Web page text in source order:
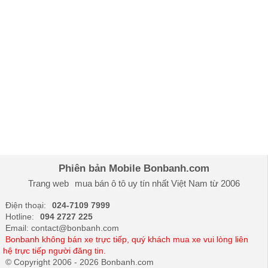
Danh sách sản phẩm Ô tô Honda Việt
Nam
Honda Sedan Honda City
Honda
Hatchback
Honda Brio, Honda Jazz
Phiên bản Mobile Bonbanh.com
Trang web mua bán ô tôuy tín nhất Việt Nam từ 2006
Điện thoại:
024-7109 7999
Hotline:
094 2727 225
Email: contact@bonbanh.com
Bonbanh không bán xe trực tiếp, quý khách mua xe vui lòng liên
hệ trực tiếp người đăng tin.
© Copyright 2006 - 2026 Bonbanh.com